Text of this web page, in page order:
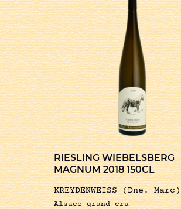
RIESLING WIEBELSBERG
MAGNUM 2018 150CL
KREYDENWEISS (Dne. Marc)
Alsace grand cru